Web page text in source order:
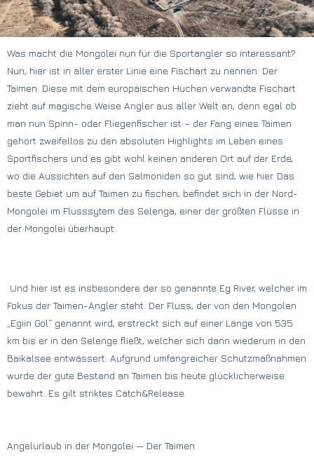
Was macht die Mongolei nun für die Sportangler so interessant?
Nun, hier ist in aller erster Linie eine Fischart zu nennen: Der
Taimen. Diese mit dem europäischen Huchen verwandte Fischart
zieht auf magische Weise Angler aus aller Welt an, denn egal ob
man nun Spinn- oder Fliegenfischer ist – der Fang eines Taimen
gehört zweifellos zu den absoluten Highlights im Leben eines
Sportfischers und es gibt wohl keinen anderen Ort auf der Erde,
wo die Aussichten auf den Salmoniden so gut sind, wie hier. Das
beste Gebiet um auf Taimen zu fischen, befindet sich in der Nord-
Mongolei im Flusssytem des Selenga, einer der größten Flüsse in
der Mongolei überhaupt.
Und hier ist es insbesondere der so genannte Eg River, welcher im
Fokus der Taimen-Angler steht. Der Fluss, der von den Mongolen
„Egiin Gol“ genannt wird, erstreckt sich auf einer Länge von 535
km bis er in den Selenge fließt, welcher sich dann wiederum in den
Baikalsee entwässert. Aufgrund umfangreicher Schutzmaßnahmen
wurde der gute Bestand an Taimen bis heute glücklicherweise
bewahrt. Es gilt striktes Catch&Release.
Angelurlaub in der Mongolei — Der Taimen